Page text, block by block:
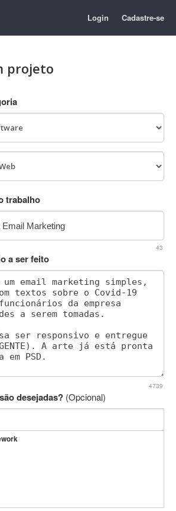
Login Cadastre-se
projeto
trabalho
43
a ser feito
4739
desejadas? (Opcional)